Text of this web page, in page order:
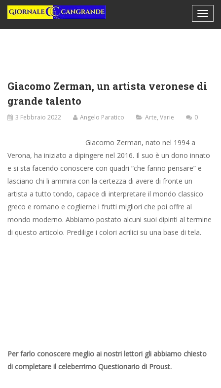
Giacomo Zerman, un artista veronese di
grande talento
3 Febbraio 2022 Angelo Paratico Arte, Varie 0
Giacomo Zerman, nato nel 1994 a
Verona, ha iniziato a dipingere nel 2016. Il suo è un dono innato
e si sta facendo conoscere con quadri “che fanno pensare” e
lasciano chi li ammira con la certezza di avere di fronte un
artista a tutto tondo, capace di interpretare il mondo classico
greco e romano e coglierne i frutti migliori che poi offre al
mondo moderno. Abbiamo postato alcuni suoi dipinti al termine
di questo articolo. Predilige i colori acrilici su una base di tela.
Per farlo conoscere meglio ai nostri lettori gli abbiamo chiesto
di completare il celeberrimo Questionario di Proust.